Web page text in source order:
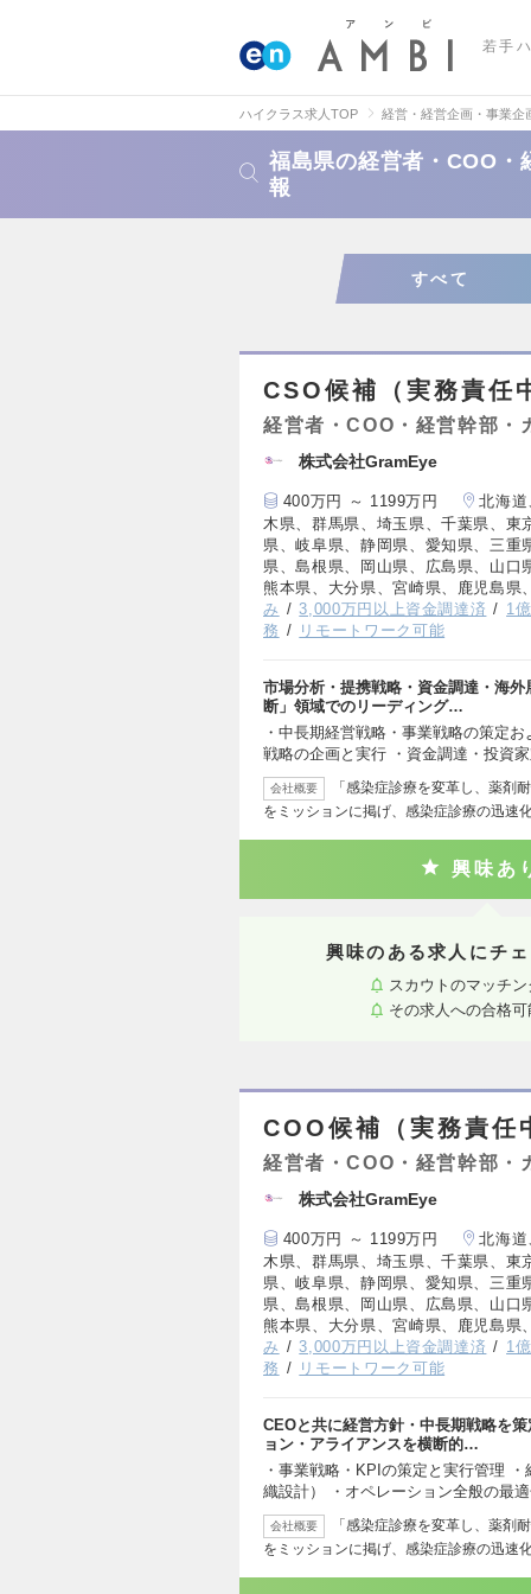
若手
ハイクラス求人TOP 経営・経営企画・事業企
福島県の経営者・COO・
報
すべて
CSO候補（実務責任
経営者・COO・経営幹部・
株式会社GramEye
400万円 ～ 1199万円
北海
木県、群馬県、埼玉県、千葉県、
県、岐阜県、静岡県、愛知県、三
県、島根県、岡山県、広島県、山
熊本県、大分県、宮崎県、鹿児島県
み
3,000万円以上資金調達済
1
務
リモートワーク可能
市場分析・提携戦略・資金調達・海
断」領域でのリーディング…
・中長期経営戦略・事業戦略の策定
戦略の企画と実行 ・資金調達・投資
会社概要
「感染症診療を変革し、薬剤
をミッションに掲げ、感染症診療の迅速
興味あ
興味のある求人にチ
スカウトのマッチ
その求人への合格
COO候補（実務責任
経営者・COO・経営幹部・
株式会社GramEye
400万円 ～ 1199万円
北海
木県、群馬県、埼玉県、千葉県、
県、岐阜県、静岡県、愛知県、三
県、島根県、岡山県、広島県、山
熊本県、大分県、宮崎県、鹿児島県
み
3,000万円以上資金調達済
1
務
リモートワーク可能
CEOと共に経営方針・中長期戦略を
ョン・アライアンスを横断的…
・事業戦略・KPIの策定と実行管理
織設計） ・オペレーション全般の最
会社概要
「感染症診療を変革し、薬剤
をミッションに掲げ、感染症診療の迅速